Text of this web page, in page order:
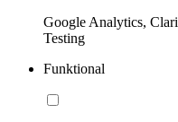
Google Analytics,
Testing
Funktional